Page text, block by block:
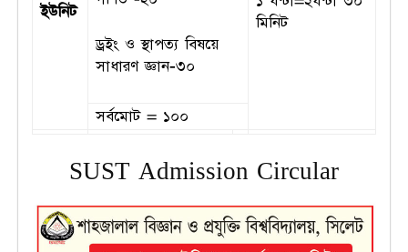
ইউনিট
ড্রইং ও স্থাপত্য বিষয়ে
সাধারণ জ্ঞান-৩০
মিনিট
সর্বমোট = ১০০
SUST Admission Circular